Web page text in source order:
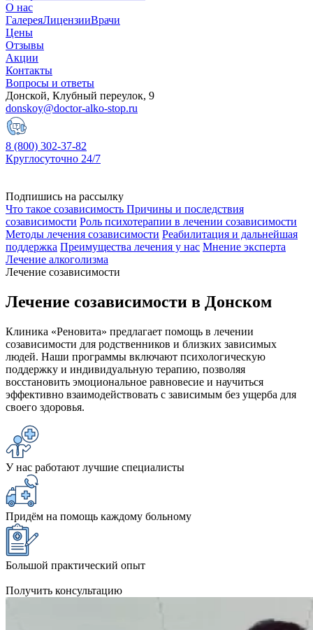
О нас
ГалереяЛицензииВрачи
Цены
Отзывы
Акции
Контакты
Вопросы и ответы
Донской, Клубный переулок, 9
donskoy@doctor-alko-stop.ru
8 (800) 302-37-82
Круглосуточно 24/7
Подпишись на рассылку
Что такое созависимость Причины и последствия
созависимости Роль психотерапии в лечении созависимости
Методы лечения созависимости Реабилитация и дальнейшая
поддержка Преимущества лечения у нас Мнение эксперта
Лечение алкоголизма
Лечение созависимости
Лечение созависимости в Донском
Клиника «Реновита» предлагает помощь в лечении
созависимости для родственников и близких зависимых
людей. Наши программы включают психологическую
поддержку и индивидуальную терапию, позволяя
восстановить эмоциональное равновесие и научиться
эффективно взаимодействовать с зависимым без ущерба для
своего здоровья.
У нас работают лучшие специалисты
Придём на помощь каждому больному
Большой практический опыт
Получить консультацию